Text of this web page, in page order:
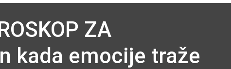
ZA
kada emocije traže